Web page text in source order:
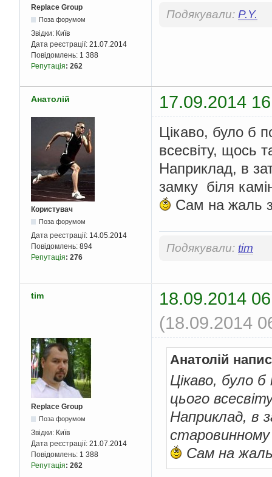
Replace Group
Поза форумом
Звідки: Київ
Дата реєстрації: 21.07.2014
Повідомлень: 1 388
Репутація: 262
Подякували: P.Y.
Анатолій 17.09.2014
Користувач
Поза форумом
Дата реєстрації: 14.05.2014
Повідомлень: 894
Репутація: 276
Цікаво, було б
всесвіту, щось
Наприклад, в
замку біля
Сам на жаль
Подякували: tim
tim
18.09.2014
(18.09.2014
Replace Group
Поза форумом
Звідки: Київ
Дата реєстрації: 21.07.2014
Повідомлень: 1 388
Репутація: 262
Анатолій
Цікаво, було
цього
Наприклад, в
старовинному
Сам на